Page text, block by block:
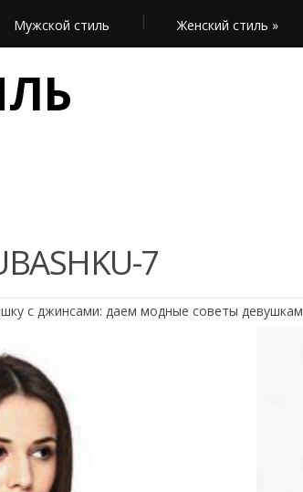
Мужской стиль Женский стиль »
7
с джинсами: даем модные советы девушкам